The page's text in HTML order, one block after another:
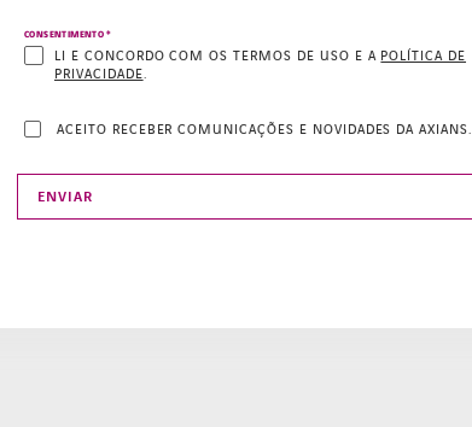
CONSENTIMENTO *
LI E CONCORDO COM OS TERMOS DE USO E A POLÍTICA DE
PRIVACIDADE.
ACEITO RECEBER COMUNICAÇÕES E NOVIDADES DA AXIANS.